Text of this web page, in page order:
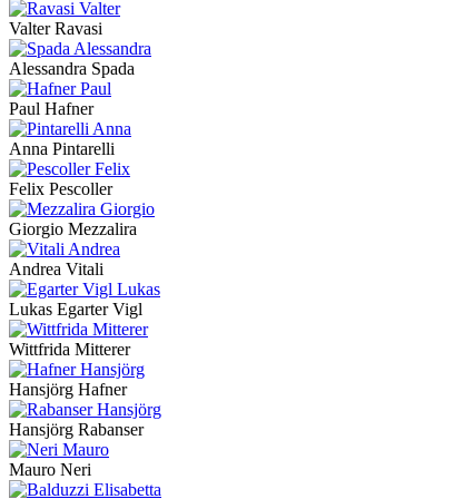
Valter Ravasi
Alessandra Spada
Paul Hafner
Anna Pintarelli
Felix Pescoller
Giorgio Mezzalira
Andrea Vitali
Lukas Egarter Vigl
Wittfrida Mitterer
Hansjörg Hafner
Hansjörg Rabanser
Mauro Neri